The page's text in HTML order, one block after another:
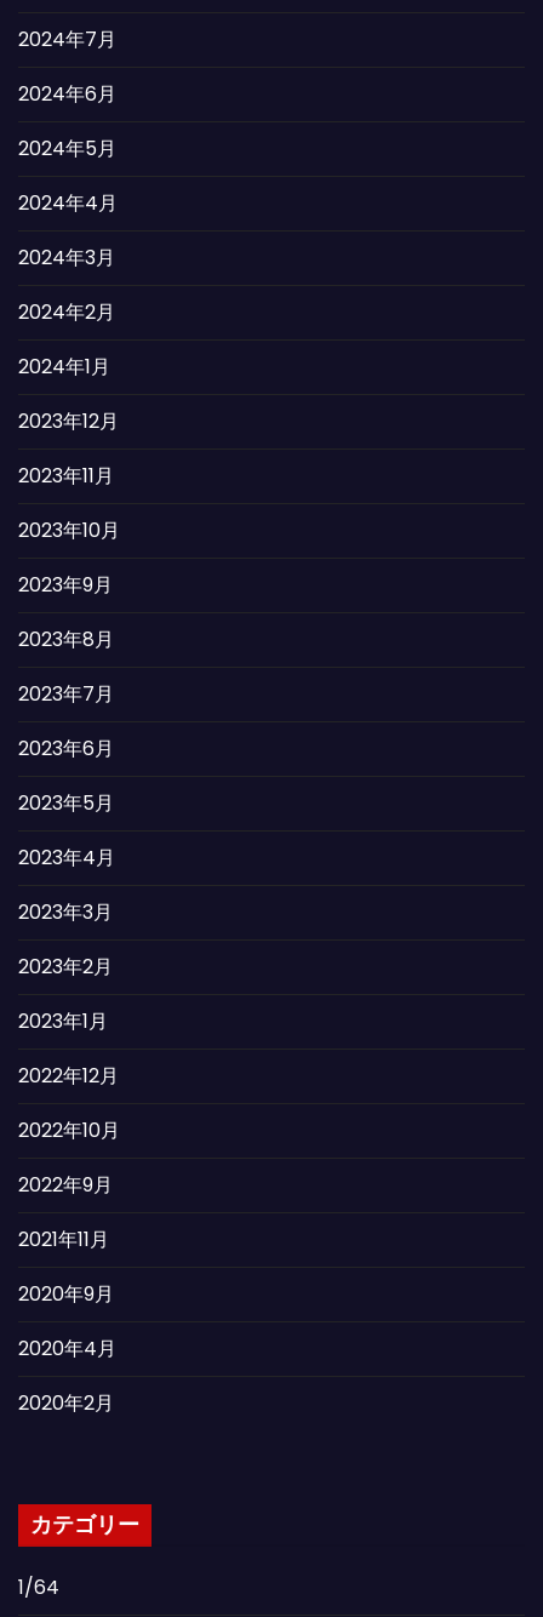
2024年7月
2024年6月
2024年5月
2024年4月
2024年3月
2024年2月
2024年1月
2023年12月
2023年11月
2023年10月
2023年9月
2023年8月
2023年7月
2023年6月
2023年5月
2023年4月
2023年3月
2023年2月
2023年1月
2022年12月
2022年10月
2022年9月
2021年11月
2020年9月
2020年4月
2020年2月
カテゴリー
1/64